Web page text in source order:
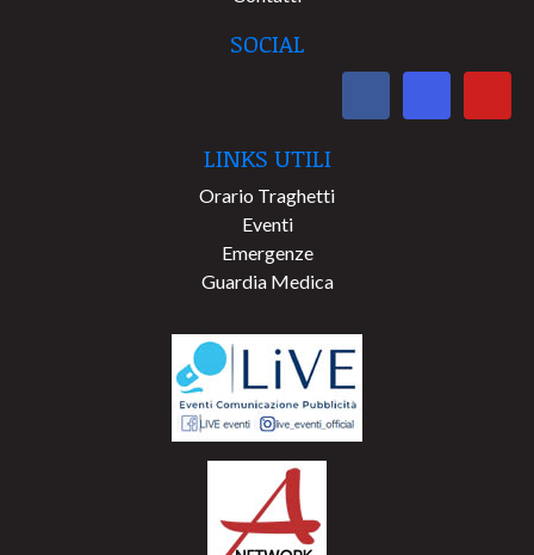
SOCIAL
LINKS UTILI
Orario Traghetti
Eventi
Emergenze
Guardia Medica